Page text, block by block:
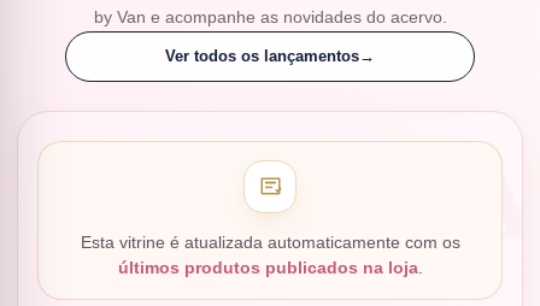
by Van e acompanhe as novidades do acervo.
Ver todos os lançamentos→
Esta vitrine é atualizada automaticamente com os
últimos produtos publicados na loja.